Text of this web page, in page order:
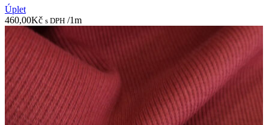
Úplet
460,00Kč s DPH /1m